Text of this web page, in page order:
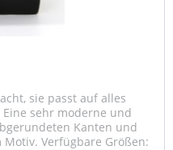
sie passt auf alles
sehr moderne und
Kanten und
Verfügbare Größen: